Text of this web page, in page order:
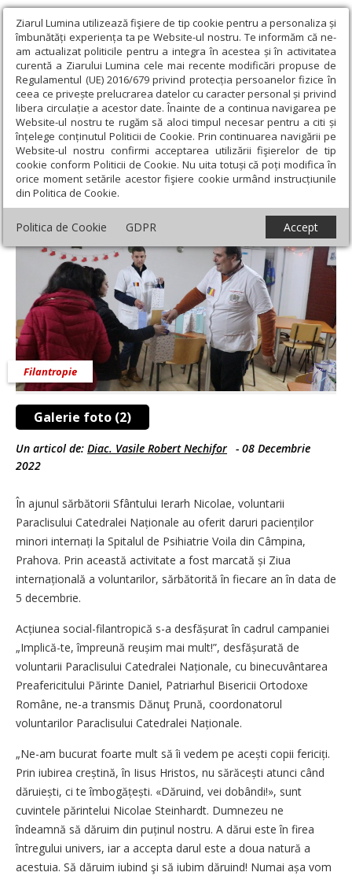
Ziarul Lumina utilizează fişiere de tip cookie pentru a personaliza și
îmbunătăți experiența ta pe Website-ul nostru. Te informăm că ne-
am actualizat politicile pentru a integra în acestea și în activitatea
curentă a Ziarului Lumina cele mai recente modificări propuse de
Regulamentul (UE) 2016/679 privind protecția persoanelor fizice în
ceea ce privește prelucrarea datelor cu caracter personal și privind
libera circulație a acestor date. Înainte de a continua navigarea pe
Website-ul nostru te rugăm să aloci timpul necesar pentru a citi și
înțelege conținutul Politicii de Cookie. Prin continuarea navigării pe
Website-ul nostru confirmi acceptarea utilizării fişierelor de tip
cookie conform Politicii de Cookie. Nu uita totuși că poți modifica în
orice moment setările acestor fişiere cookie urmând instrucțiunile
din Politica de Cookie.
Politica de Cookie GDPR Accept
Ziarul Lumina › Filantropie › Daruri pentru pacienţii minori ai
Spitalului Voila din Câmpina
Daruri pentru pacienţii minori ai Spitalului
Voila din Câmpina
Galerie foto (2)
Filantropie
Un articol de: Diac. Vasile Robert Nechifor - 08 Decembrie
2022
În ajunul sărbătorii Sfântului Ierarh Nicolae, voluntarii
Paraclisului Catedralei Naționale au oferit daruri pacienților
minori internați la Spitalul de Psihiatrie Voila din Câmpina,
Prahova. Prin această activitate a fost marcată și Ziua
internațională a voluntarilor, sărbătorită în fiecare an în data de
5 decembrie.
Acțiunea social-filantropică s-a desfășurat în cadrul campaniei
„Implică-te, împreună reușim mai mult!”, desfășurată de
voluntarii Paraclisului Catedralei Naționale, cu binecuvântarea
Preafericitului Părinte Daniel, Patriarhul Bisericii Ortodoxe
Române, ne-a transmis Dănuţ Prună, coordonatorul
voluntarilor Paraclisului Catedralei Naționale.
„Ne-am bucurat foarte mult să îi vedem pe acești copii fericiți.
Prin iubirea creștină, în Iisus Hristos, nu sărăcești atunci când
dăruiești, ci te îmbogățești. «Dăruind, vei dobândi!», sunt
cuvintele părintelui Nicolae Steinhardt. Dumnezeu ne
îndeamnă să dăruim din puținul nostru. A dărui este în firea
întregului univers, iar a accepta darul este a doua natură a
acestuia. Să dăruim iubind şi să iubim dăruind! Numai așa vom